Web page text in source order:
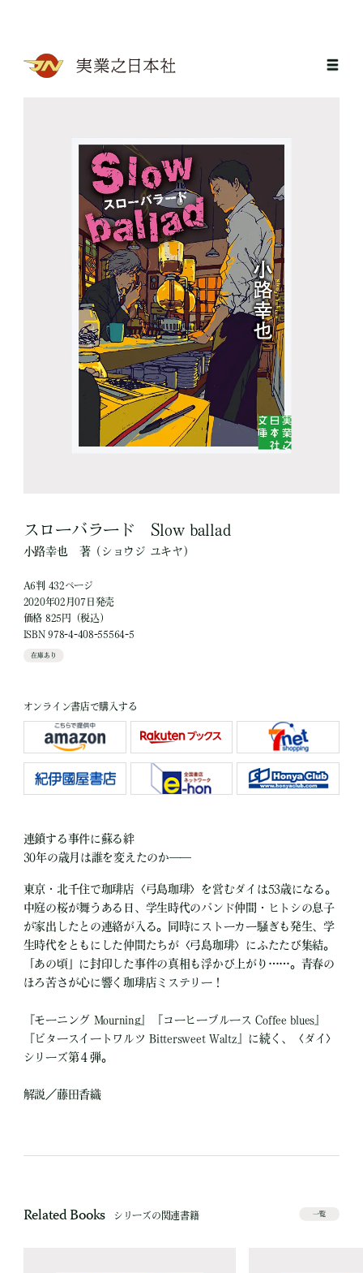
スローバラード Slow ballad
小路幸也 著（ショウジ ユキヤ）
A6判 432ページ
2020年02月07日発売
価格 825円（税込）
ISBN 978-4-408-55564-5
在庫あり
オンライン書店で購入する
連鎖する事件に蘇る絆
30年の歳月は誰を変えたのか――
東京・北千住で珈琲店〈弓島珈琲〉を営むダイは53歳になる。
中庭の桜が舞うある日、学生時代のバンド仲間・ヒトシの息子
が家出したとの連絡が入る。同時にストーカー騒ぎも発生、学
生時代をともにした仲間たちが〈弓島珈琲〉にふたたび集結。
「あの頃」に封印した事件の真相も浮かび上がり……。青春の
ほろ苦さが心に響く珈琲店ミステリー！
『モーニング Mourning』『コーヒーブルース Coffee blues』
『ビタースイートワルツ Bittersweet Waltz』に続く、〈ダイ〉
シリーズ第４弾。
解説／藤田香織
Related Books シリーズの関連書籍 一覧